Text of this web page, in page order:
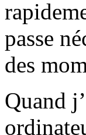
passe
des
Quand